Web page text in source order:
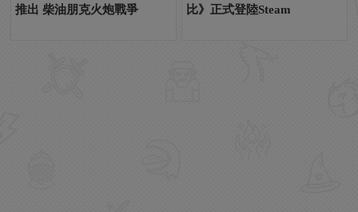
推出 柴油朋克火炮戰爭
比》正式登陸Steam